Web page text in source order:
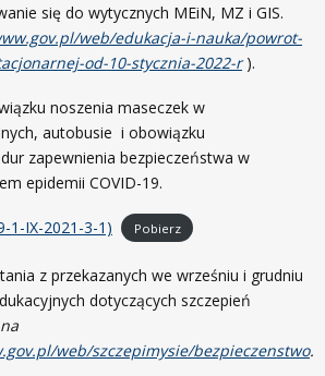
się do wytycznych MEiN, MZ i GIS.
web/edukacja-i-nauka/powrot-
od-10-stycznia-2022-r ).
noszenia maseczek w
autobusie i obowiązku
zapewnienia bezpieczeństwa w
epidemii COVID-19.
1-IX-2021-3-1) Pobierz
z przekazanych we wrześniu i grudniu
dotyczących szczepień
web/szczepimysie/bezpieczenstwo.